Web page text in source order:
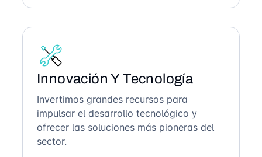
Innovación Y Tecnología
Invertimos grandes recursos para
impulsar el desarrollo tecnológico y
ofrecer las soluciones más pioneras del
sector.